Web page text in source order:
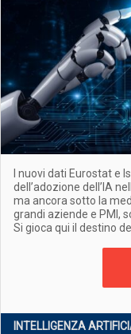
I nuovi dati Eurostat e
dell’adozione dell’IA
ma ancora sotto la
grandi aziende e PMI,
Si gioca qui il destino
INTELLIGENZA